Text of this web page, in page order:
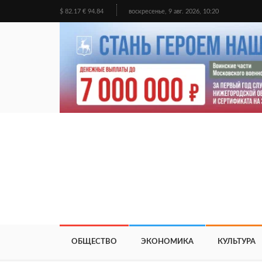
$ 82.17 € 94.84 воскресенье, 9 авг. 2026, 10:20
ОБЩЕСТВО ЭКОНОМИКА КУЛЬТУРА